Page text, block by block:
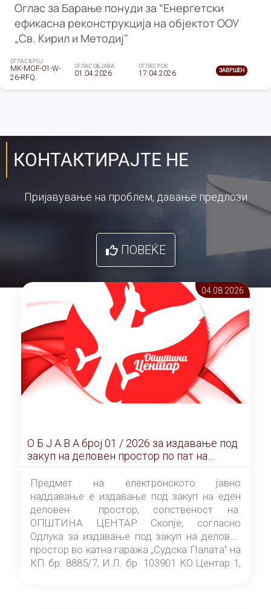
Оглас за Барање понуди за “Енергетски
ефикасна реконструкција на објектот ООУ
„Св. Кирил и Методиј"
ОГЛАС БРОЈ
MK-MOF-01-W-
26-RFQ.
ОГЛАС ОБЈАВА
01.04.2026
ОГЛАС РОК
17.04.2026 ЗАВРШЕН
КОНТАКТИРАЈТЕ НЕ
Пријавување на проблем, давање предлози
ПОВЕЌЕ
04.08 2026
О Б Ј А В А брoj 01 / 2026 за издавање под
закуп на деловен простор по пат на
ЕЛЕКТРОНСКО ЈАВНО НАДДАВАЊЕ
Предмет на електронското јавно
наддавање е издавање под закуп на еден
деловен простор, сопственост на
ОПШТИНА ЦЕНТАР Скопје, согласно
Одлука за издавање под закуп на деловен
простор во катна гаража „Судска Палата” на
КП бр. 8885/7, И.Л. бр. 103901 КО Центар 1,